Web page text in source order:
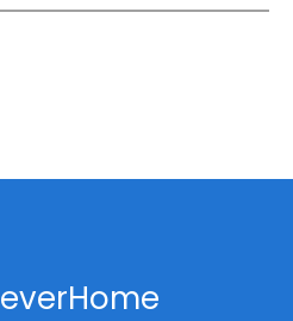
everHome